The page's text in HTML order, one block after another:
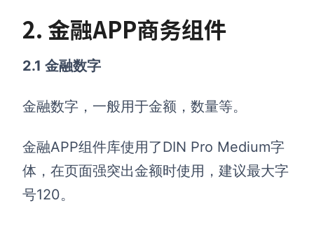
2. 金融APP商务组件
2.1 金融数字
金融数字，一般用于金额，数量等。
金融APP组件库使用了DIN Pro Medium字
体，在页面强突出金额时使用，建议最大字
号120。